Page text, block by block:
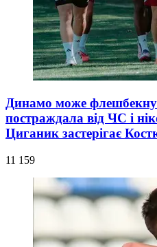
Динамо може
постраждала від ЧС і
Циганик застерігає
11 159